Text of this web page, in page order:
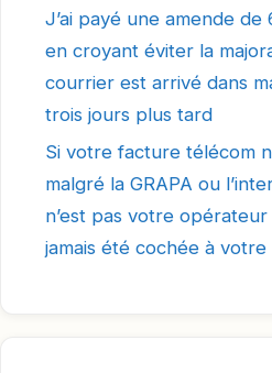
J’ai payé une amende
en croyant éviter la
courrier est arrivé dans
trois jours plus tard
Si votre facture télécom
malgré la GRAPA ou
n’est pas votre opérateur
jamais été cochée à votre